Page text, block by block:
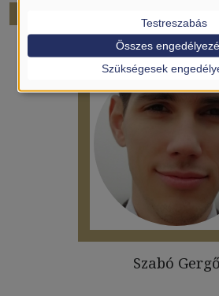
SÜRGŐSSÉGI
Szabó Gergő
Testreszabás
Szükségesek
Összes